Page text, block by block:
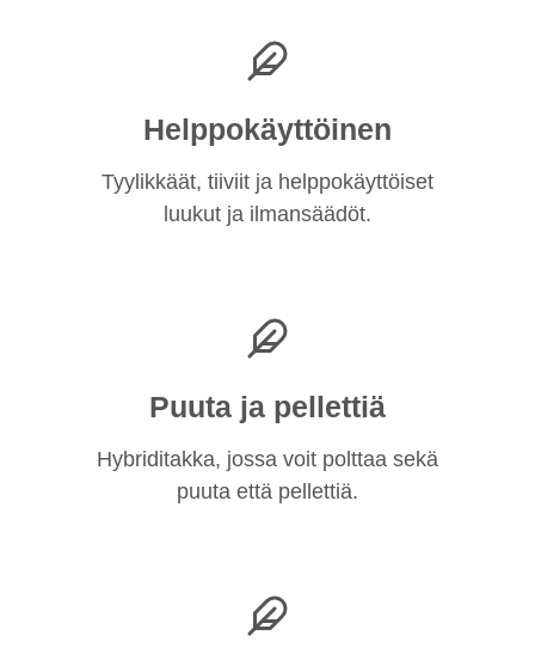
Helppokäyttöinen
Tyylikkäät, tiiviit ja helppokäyttöiset
luukut ja ilmansäädöt.
Puuta ja pellettiä
Hybriditakka, jossa voit polttaa sekä
puuta että pellettiä.